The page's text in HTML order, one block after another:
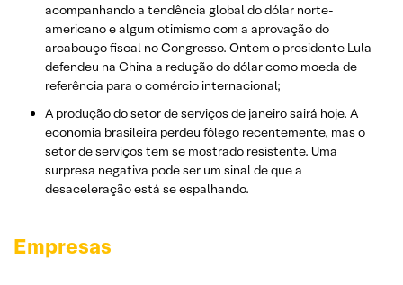
acompanhando a tendência global do dólar norte-
americano e algum otimismo com a aprovação do
arcabouço fiscal no Congresso. Ontem o presidente Lula
defendeu na China a redução do dólar como moeda de
referência para o comércio internacional;
A produção do setor de serviços de janeiro sairá hoje. A
economia brasileira perdeu fôlego recentemente, mas o
setor de serviços tem se mostrado resistente. Uma
surpresa negativa pode ser um sinal de que a
desaceleração está se espalhando.
Empresas